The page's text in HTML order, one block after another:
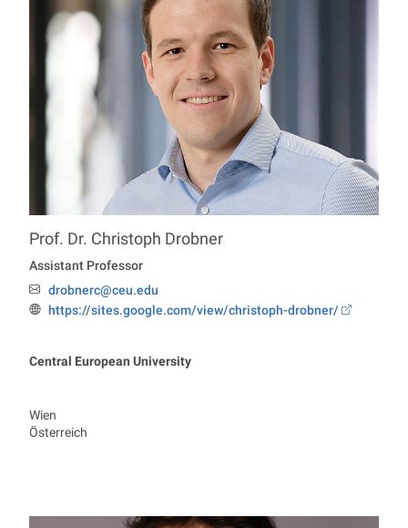
Prof. Dr. Christoph Drobner
Professur Economics
Assistant Professor
Email:drobnerc@ceu.edu
Webseite:
https://sites.google.com/view/christoph-drobner/
Central European University
Wien
Österreich